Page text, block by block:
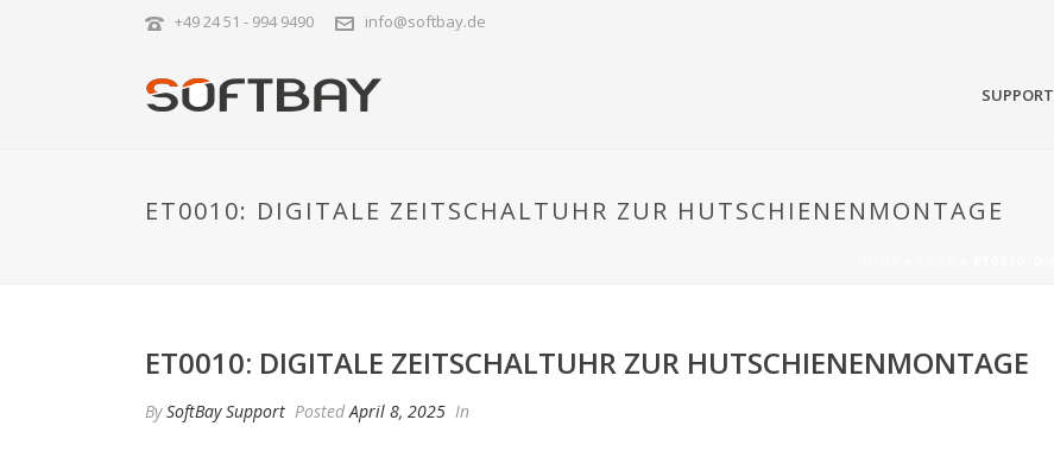
+49 24 51 - 994 9490 info@softbay.de
SUPPORT
ET0010: DIGITALE ZEITSCHALTUHR ZUR HUTSCHIENENMONTAGE
ET0010: DIGITALE ZEITSCHALTUHR ZUR HUTSCHIENENMONTAGE
BySoftBay Support PostedApril 8, 2025 In